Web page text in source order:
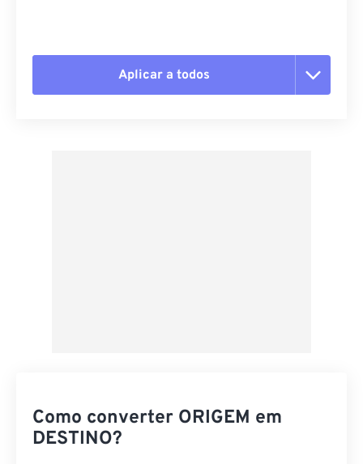
Aplicar a todos
Como converter ORIGEM em
DESTINO?